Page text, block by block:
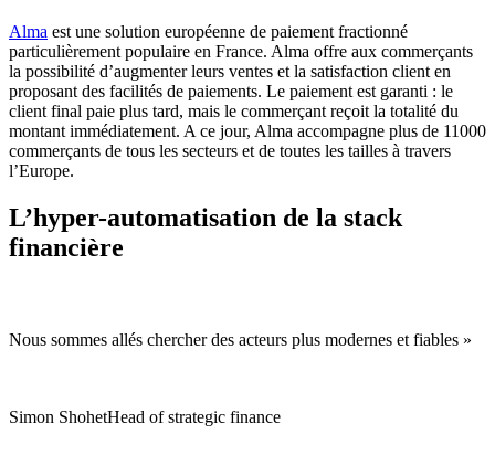
Alma est une solution européenne de paiement fractionné
particulièrement populaire en France. Alma offre aux commerçants
la possibilité d’augmenter leurs ventes et la satisfaction client en
proposant des facilités de paiements. Le paiement est garanti : le
client final paie plus tard, mais le commerçant reçoit la totalité du
montant immédiatement. A ce jour, Alma accompagne plus de 11000
commerçants de tous les secteurs et de toutes les tailles à travers
l’Europe.
L’hyper-automatisation de la stack
financière
Nous sommes allés chercher des acteurs plus modernes et fiables »
Simon ShohetHead of strategic finance